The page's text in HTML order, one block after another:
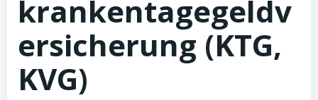
krankentagegeldv
ersicherung (KTG,
KVG)